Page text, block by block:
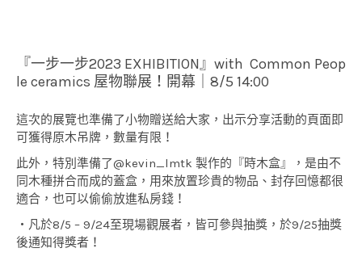
『一步一步2023 EXHIBITION』with Common Peop
le ceramics 屋物聯展！開幕｜8/5 14:00
這次的展覽也準備了小物贈送給大家，出示分享活動的頁面即
可獲得原木吊牌，數量有限！
此外，特別準備了@kevin_lmtk 製作的『時木盒』，是由不
同木種拼合而成的蓋盒，用來放置珍貴的物品、封存回憶都很
適合，也可以偷偷放進私房錢！
・凡於8/5 – 9/24至現場觀展者，皆可參與抽獎，於9/25抽獎
後通知得獎者！